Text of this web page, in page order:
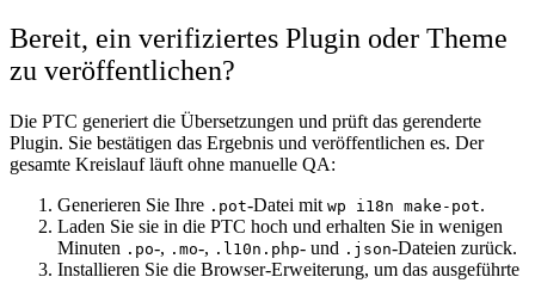
Bereit, ein verifiziertes Plugin oder Theme
zu veröffentlichen?
Die PTC generiert die Übersetzungen und prüft das gerenderte
Plugin. Sie bestätigen das Ergebnis und veröffentlichen es. Der
gesamte Kreislauf läuft ohne manuelle QA:
Generieren Sie Ihre .pot-Datei mit wp i18n make-pot.
Laden Sie sie in die PTC hoch und erhalten Sie in wenigen
Minuten .po-, .mo-, .l10n.php- und .json-Dateien zurück.
Installieren Sie die Browser-Erweiterung, um das ausgeführte